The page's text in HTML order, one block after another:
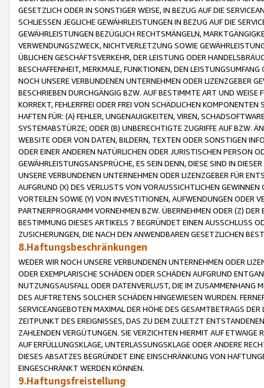
GESETZLICH ODER IN SONSTIGER WEISE, IN BEZUG AUF DIE
SCHLIESSEN JEGLICHE GEWÄHRLEISTUNGEN IN BEZUG AUF DIE
GEWÄHRLEISTUNGEN BEZÜGLICH RECHTSMÄNGELN,
VERWENDUNGSZWECK, NICHTVERLETZUNG SOWIE
ÜBLICHEN GESCHÄFTSVERKEHR, DER LEISTUNG ODER
BESCHAFFENHEIT, MERKMALE, FUNKTIONEN, DEN
NOCH UNSERE VERBUNDENEN UNTERNEHMEN ODER LIZENZGEBER
BESCHRIEBEN DURCHGÄNGIG BZW. AUF BESTIMMTE ART UND
KORREKT, FEHLERFREI ODER FREI VON SCHÄDLICHEN
HAFTEN FÜR: (A) FEHLER, UNGENAUIGKEITEN, VIREN,
SYSTEMABSTÜRZE; ODER (B) UNBERECHTIGTE ZUGRIFFE AUF BZW.
WEBSITE ODER VON DATEN, BILDERN, TEXTEN ODER SONSTIGEN
ODER EINER ANDEREN NATÜRLICHEN ODER JURISTISCHEN PERSON
GEWÄHRLEISTUNGSANSPRÜCHE, ES SEIN DENN, DIESE SIND IN
UNSERE VERBUNDENEN UNTERNEHMEN ODER LIZENZGEBER FÜR
AUFGRUND (X) DES VERLUSTS VON VORAUSSICHTLICHEN
VORTEILEN SOWIE (Y) VON INVESTITIONEN, AUFWENDUNGEN ODER
PARTNERPROGRAMM VORNEHMEN BZW. ÜBERNEHMEN ODER (Z)
BESTIMMUNG DIESES ARTIKELS 7 BEGRÜNDET EINEN AUSSCHLUSS
ZUSICHERUNGEN, DIE NACH DEN ANWENDBAREN GESETZLICHEN
8.Haftungsbeschränkungen
WEDER WIR NOCH UNSERE VERBUNDENEN UNTERNEHMEN ODER
ODER EXEMPLARISCHE SCHÄDEN ODER SCHÄDEN AUFGRUND
NUTZUNGSAUSFALL ODER DATENVERLUST, DIE IM ZUSAMMENHANG
DES AUFTRETENS SOLCHER SCHÄDEN HINGEWIESEN WURDEN.
SERVICEANGEBOTEN MAXIMAL DER HÖHE DES GESAMTBETRAGS
ZEITPUNKT DES EREIGNISSES, DAS ZU DEM ZULETZT
ZAHLENDEN VERGÜTUNGEN. SIE VERZICHTEN HIERMIT AUF
AUF ERFÜLLUNGSKLAGE, UNTERLASSUNGSKLAGE ODER ANDERE
DIESES ABSATZES BEGRÜNDET EINE EINSCHRÄNKUNG VON
EINGESCHRÄNKT WERDEN KÖNNEN.
9.Haftungsfreistellung